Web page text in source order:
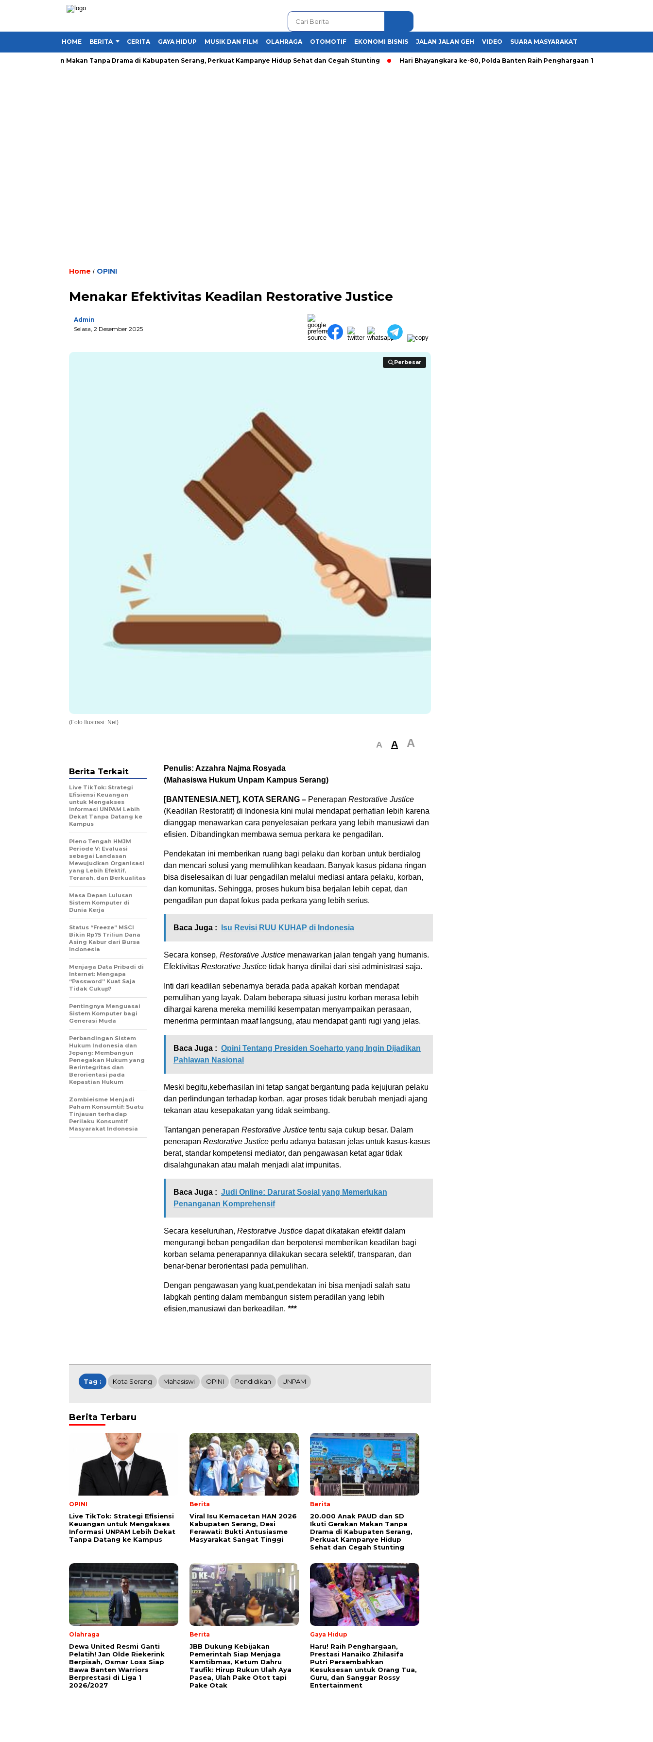
HOME BERITA CERITA GAYA HIDUP MUSIK DAN FILM OLAHRAGA OTOMOTIF EKONOMI BISNIS JALAN JALAN GEH VIDEO SUARA MASYARAKAT
Ikuti Gerakan Makan Tanpa Drama di Kabupaten Serang, Perkuat Kampanye Hidup Sehat dan Cegah Stunting Hari Bhayangkara ke-80, Polda Banten Raih Penghargaan Tertinggi dari
Home / OPINI
Menakar Efektivitas Keadilan Restorative Justice
Admin
Selasa, 2 Desember 2025
Perbesar
Perbesar
(Foto Ilustrasi: Net)
A A A
Penulis: Azzahra Najma Rosyada
(Mahasiswa Hukum Unpam Kampus Serang)
[BANTENESIA.NET], KOTA SERANG – Penerapan Restorative Justice
(Keadilan Restoratif) di Indonesia kini mulai mendapat perhatian lebih karena
dianggap menawarkan cara penyelesaian perkara yang lebih manusiawi dan
efisien. Dibandingkan membawa semua perkara ke pengadilan.
Pendekatan ini memberikan ruang bagi pelaku dan korban untuk berdialog
dan mencari solusi yang memulihkan keadaan. Banyak kasus pidana ringan
bisa diselesaikan di luar pengadilan melalui mediasi antara pelaku, korban,
dan komunitas. Sehingga, proses hukum bisa berjalan lebih cepat, dan
pengadilan pun dapat fokus pada perkara yang lebih serius.
Baca Juga : Isu Revisi RUU KUHAP di Indonesia
Secara konsep, Restorative Justice menawarkan jalan tengah yang humanis.
Efektivitas Restorative Justice tidak hanya dinilai dari sisi administrasi saja.
Inti dari keadilan sebenarnya berada pada apakah korban mendapat
pemulihan yang layak. Dalam beberapa situasi justru korban merasa lebih
dihargai karena mereka memiliki kesempatan menyampaikan perasaan,
menerima permintaan maaf langsung, atau mendapat ganti rugi yang jelas.
Baca Juga : Opini Tentang Presiden Soeharto yang Ingin Dijadikan
Pahlawan Nasional
Meski begitu,keberhasilan ini tetap sangat bergantung pada kejujuran pelaku
dan perlindungan terhadap korban, agar proses tidak berubah menjadi ajang
tekanan atau kesepakatan yang tidak seimbang.
Tantangan penerapan Restorative Justice tentu saja cukup besar. Dalam
penerapan Restorative Justice perlu adanya batasan jelas untuk kasus-kasus
berat, standar kompetensi mediator, dan pengawasan ketat agar tidak
disalahgunakan atau malah menjadi alat impunitas.
Baca Juga : Judi Online: Darurat Sosial yang Memerlukan
Penanganan Komprehensif
Secara keseluruhan, Restorative Justice dapat dikatakan efektif dalam
mengurangi beban pengadilan dan berpotensi memberikan keadilan bagi
korban selama penerapannya dilakukan secara selektif, transparan, dan
benar-benar berorientasi pada pemulihan.
Dengan pengawasan yang kuat,pendekatan ini bisa menjadi salah satu
labgkah penting dalam membangun sistem peradilan yang lebih
efisien,manusiawi dan berkeadilan. ***
Berita Terkait
Live TikTok: Strategi
Efisiensi Keuangan
untuk Mengakses
Informasi UNPAM Lebih
Dekat Tanpa Datang ke
Kampus
Pleno Tengah HMJM
Periode V: Evaluasi
sebagai Landasan
Mewujudkan Organisasi
yang Lebih Efektif,
Terarah, dan Berkualitas
Masa Depan Lulusan
Sistem Komputer di
Dunia Kerja
Status “Freeze” MSCI
Bikin Rp75 Triliun Dana
Asing Kabur dari Bursa
Indonesia
Menjaga Data Pribadi di
Internet: Mengapa
“Password” Kuat Saja
Tidak Cukup?
Pentingnya Menguasai
Sistem Komputer bagi
Generasi Muda
Perbandingan Sistem
Hukum Indonesia dan
Jepang: Membangun
Penegakan Hukum yang
Berintegritas dan
Berorientasi pada
Kepastian Hukum
Zombieisme Menjadi
Paham Konsumtif: Suatu
Tinjauan terhadap
Perilaku Konsumtif
Masyarakat Indonesia
Tag : Kota Serang Mahasiswi OPINI Pendidikan UNPAM
Berita Terbaru
OPINI
Live TikTok: Strategi Efisiensi
Keuangan untuk Mengakses
Informasi UNPAM Lebih Dekat
Tanpa Datang ke Kampus
Berita
Viral Isu Kemacetan HAN 2026
Kabupaten Serang, Desi
Ferawati: Bukti Antusiasme
Masyarakat Sangat Tinggi
Berita
20.000 Anak PAUD dan SD
Ikuti Gerakan Makan Tanpa
Drama di Kabupaten Serang,
Perkuat Kampanye Hidup
Sehat dan Cegah Stunting
Olahraga
Dewa United Resmi Ganti
Pelatih! Jan Olde Riekerink
Berpisah, Osmar Loss Siap
Bawa Banten Warriors
Berprestasi di Liga 1
2026/2027
Berita
JBB Dukung Kebijakan
Pemerintah Siap Menjaga
Kamtibmas, Ketum Dahru
Taufik: Hirup Rukun Ulah Aya
Pasea, Ulah Pake Otot tapi
Pake Otak
Gaya Hidup
Haru! Raih Penghargaan,
Prestasi Hanaiko Zhilasifa
Putri Persembahkan
Kesuksesan untuk Orang Tua,
Guru, dan Sanggar Rossy
Entertainment